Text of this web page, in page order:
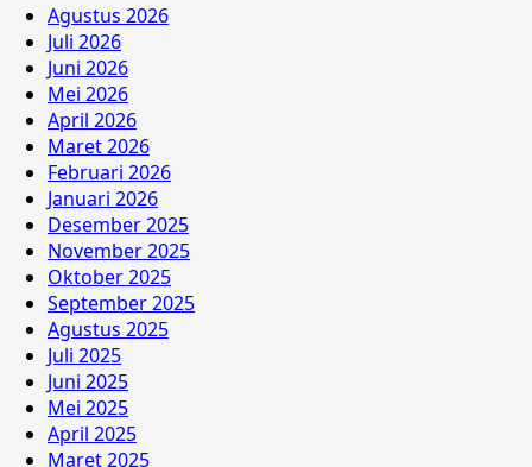
Agustus 2026
Juli 2026
Juni 2026
Mei 2026
April 2026
Maret 2026
Februari 2026
Januari 2026
Desember 2025
November 2025
Oktober 2025
September 2025
Agustus 2025
Juli 2025
Juni 2025
Mei 2025
April 2025
Maret 2025